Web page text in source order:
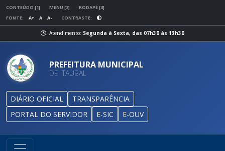
CONTEÚDO [1] MENU [2]
RODAPÉ [3]
FONTE:
A+ A A- CONTRASTE:
Atendimento: Segunda à Sexta, das 07h30 às 13h30
PREFEITURA MUNICIPAL
DE ITAUBAL
DIÁRIO OFICIAL
TRANSPARÊNCIA
PORTAL DO SERVIDOR
E-SIC E-OUV